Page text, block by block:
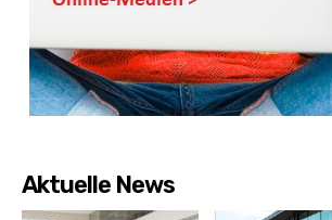
Aktuelle News